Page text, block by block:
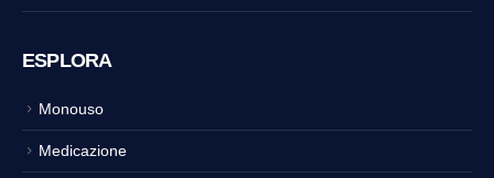
ESPLORA
Monouso
Medicazione